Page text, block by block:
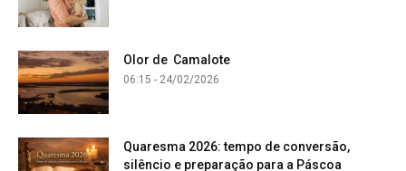
Olor de Camalote
06:15 - 24/02/2026
Quaresma 2026: tempo de conversão,
silêncio e preparação para a Páscoa